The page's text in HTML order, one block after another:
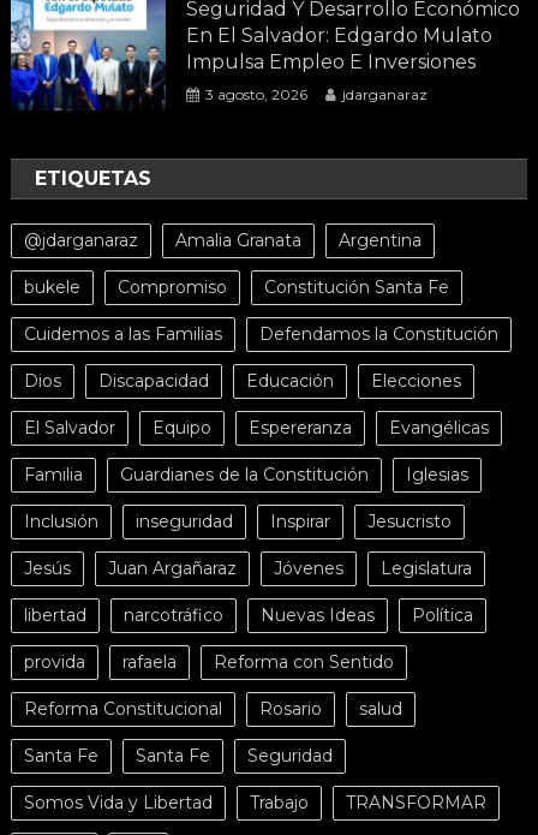
Seguridad Y Desarrollo Económico
En El Salvador: Edgardo Mulato
Impulsa Empleo E Inversiones
3 agosto, 2026 jdarganaraz
ETIQUETAS
@jdarganaraz Amalia Granata Argentina
bukele Compromiso Constitución Santa Fe
Cuidemos a las Familias Defendamos la Constitución
Dios Discapacidad Educación Elecciones
El Salvador Equipo Espereranza Evangélicas
Familia Guardianes de la Constitución Iglesias
Inclusión inseguridad Inspirar Jesucristo
Jesús Juan Argañaraz Jóvenes Legislatura
libertad narcotráfico Nuevas Ideas Política
provida rafaela Reforma con Sentido
Reforma Constitucional Rosario salud
Santa Fe Santa Fe Seguridad
Somos Vida y Libertad Trabajo TRANSFORMAR